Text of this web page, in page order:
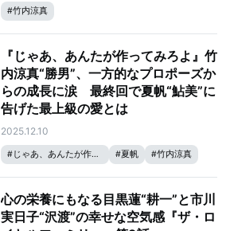
#竹内涼真
『じゃあ、あんたが作ってみろよ』竹
内涼真“勝男”、一方的なプロポーズか
らの成長に涙 最終回で夏帆“鮎美”に
告げた最上級の愛とは
2025.12.10
#じゃあ、あんたが作ってみろよ #夏帆 #竹内涼真
心の栄養にもなる目黒蓮“耕一”と市川
実日子“沢渡”の幸せな空気感『ザ・ロ